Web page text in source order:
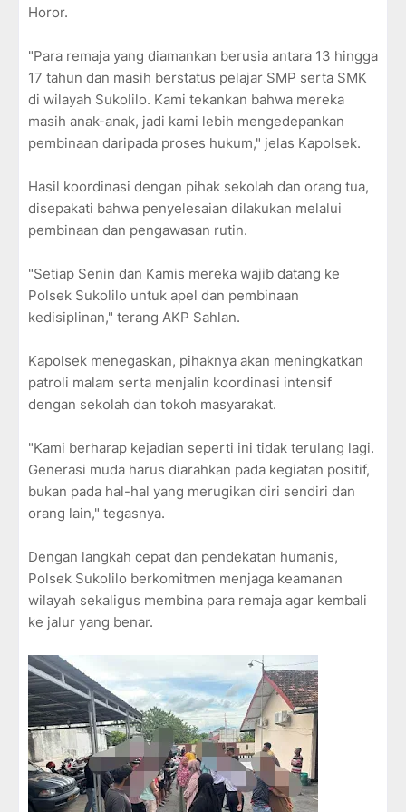
Horor.
"Para remaja yang diamankan berusia antara 13 hingga
17 tahun dan masih berstatus pelajar SMP serta SMK
di wilayah Sukolilo. Kami tekankan bahwa mereka
masih anak-anak, jadi kami lebih mengedepankan
pembinaan daripada proses hukum," jelas Kapolsek.
Hasil koordinasi dengan pihak sekolah dan orang tua,
disepakati bahwa penyelesaian dilakukan melalui
pembinaan dan pengawasan rutin.
"Setiap Senin dan Kamis mereka wajib datang ke
Polsek Sukolilo untuk apel dan pembinaan
kedisiplinan," terang AKP Sahlan.
Kapolsek menegaskan, pihaknya akan meningkatkan
patroli malam serta menjalin koordinasi intensif
dengan sekolah dan tokoh masyarakat.
"Kami berharap kejadian seperti ini tidak terulang lagi.
Generasi muda harus diarahkan pada kegiatan positif,
bukan pada hal-hal yang merugikan diri sendiri dan
orang lain," tegasnya.
Dengan langkah cepat dan pendekatan humanis,
Polsek Sukolilo berkomitmen menjaga keamanan
wilayah sekaligus membina para remaja agar kembali
ke jalur yang benar.